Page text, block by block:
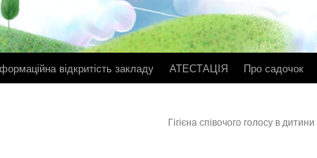
відкритість закладу АТЕСТАЦІЯ Про садочок
Гігієна співочого голосу в дитини